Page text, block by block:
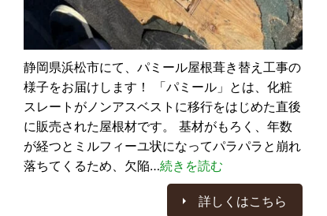
静岡県浜松市にて、パミール屋根葺き替え工事の
様子をお届けします！ 「パミール」とは、化粧
スレートがノンアスベストに移行をはじめた直後
に販売された屋根材です。 基材がもろく、年数
が経つとミルフィーユ状になってパラパラと崩れ
落ちてくるため、欠陥…続きを読む
詳しくはこちら